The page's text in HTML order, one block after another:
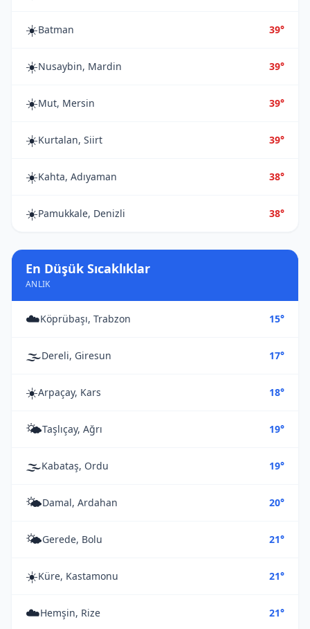
☀️Batman 39°
☀️Nusaybin, Mardin 39°
☀️Mut, Mersin 39°
☀️Kurtalan, Siirt 39°
☀️Kahta, Adıyaman 38°
☀️Pamukkale, Denizli 38°
En Düşük Sıcaklıklar
ANLIK
☁️Köprübaşı, Trabzon 15°
🌫️Dereli, Giresun 17°
☀️Arpaçay, Kars 18°
🌤️Taşlıçay, Ağrı 19°
🌫️Kabataş, Ordu 19°
🌤️Damal, Ardahan 20°
🌤️Gerede, Bolu 21°
☀️Küre, Kastamonu 21°
☁️Hemşin, Rize 21°